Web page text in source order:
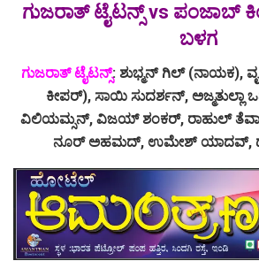
ಗುಜರಾತ್ ಟೈಟನ್ಸ್ vs ಪಂಜಾಬ್
ಬಳಗ
ಗುಜರಾತ್ ಟೈಟನ್ಸ್: ಶುಭ್ಮನ್ ಗಿಲ್ (ನಾಯಕ),
ಕೀಪರ್), ಸಾಯಿ ಸುದರ್ಶನ್,
ವಿಲಿಯಮ್ಸನ್, ವಿಜಯ್ ಶಂಕರ್, ರಾಹುಲ್
ನೂರ್ ಅಹಮದ್, ಉಮೇಶ್ ಯಾದವ್,